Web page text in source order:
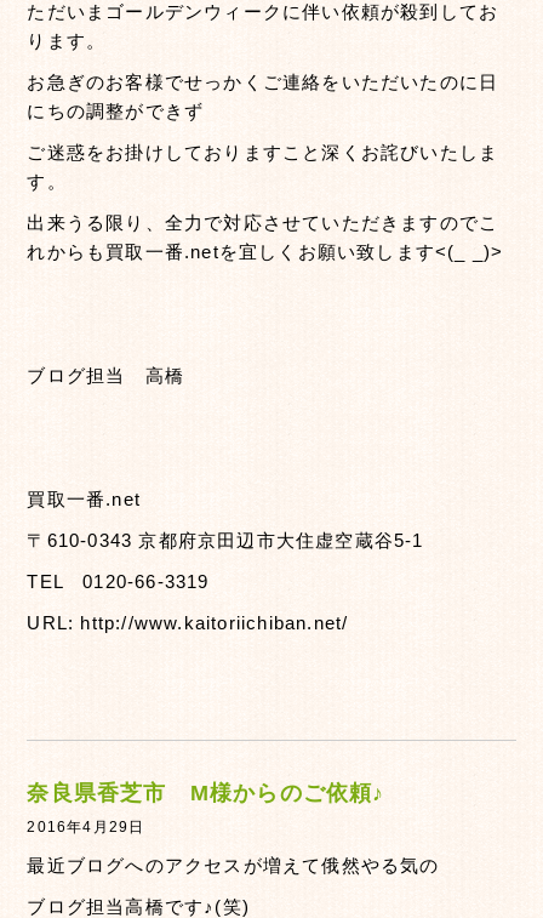
ただいまゴールデンウィークに伴い依頼が殺到してお
ります。
お急ぎのお客様でせっかくご連絡をいただいたのに日
にちの調整ができず
ご迷惑をお掛けしておりますこと深くお詫びいたしま
す。
出来うる限り、全力で対応させていただきますのでこ
れからも買取一番.netを宜しくお願い致します<(_ _)>
ブログ担当 高橋
買取一番.net
〒610-0343 京都府京田辺市大住虚空蔵谷5-1
TEL 0120-66-3319
URL: http://www.kaitoriichiban.net/
奈良県香芝市 M様からのご依頼♪
2016年4月29日
最近ブログへのアクセスが増えて俄然やる気の
ブログ担当高橋です♪(笑)